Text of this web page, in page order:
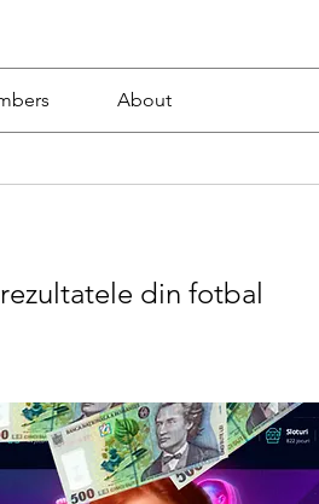
About
din fotbal